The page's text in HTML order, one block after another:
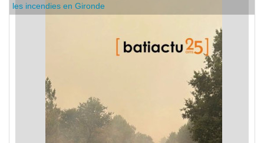
les incendies en Gironde